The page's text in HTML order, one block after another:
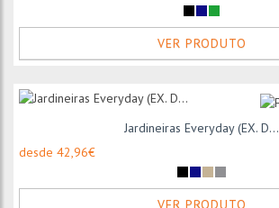
VER PRODUTO
Jardineiras Everyday (EX. D...
desde 42,96€
VER PRODUTO